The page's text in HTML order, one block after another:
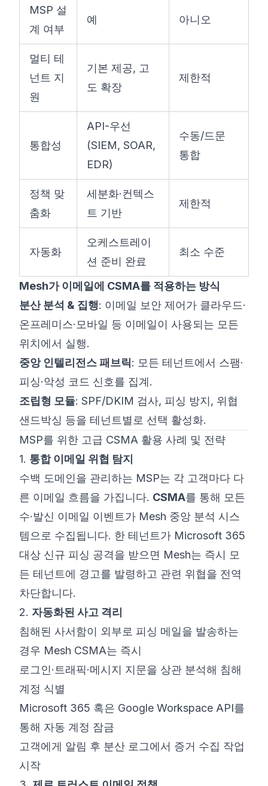
MSP 설
계 여부
예 아니오
멀티 테
넌트 지
원
기본 제공, 고
도 확장
제한적
통합성
API-우선
(SIEM, SOAR,
EDR)
수동/드문
통합
정책 맞
춤화
세분화·컨텍스
트 기반
제한적
자동화
오케스트레이
션 준비 완료
최소 수준
Mesh가 이메일에 CSMA를 적용하는 방식
분산 분석 & 집행: 이메일 보안 제어가 클라우드·
온프레미스·모바일 등 이메일이 사용되는 모든
위치에서 실행.
중앙 인텔리전스 패브릭: 모든 테넌트에서 스팸·
피싱·악성 코드 신호를 집계.
조립형 모듈: SPF/DKIM 검사, 피싱 방지, 위협
샌드박싱 등을 테넌트별로 선택 활성화.
MSP를 위한 고급 CSMA 활용 사례 및 전략
1. 통합 이메일 위협 탐지
수백 도메인을 관리하는 MSP는 각 고객마다 다
른 이메일 흐름을 가집니다. CSMA를 통해 모든
수·발신 이메일 이벤트가 Mesh 중앙 분석 시스
템으로 수집됩니다. 한 테넌트가 Microsoft 365
대상 신규 피싱 공격을 받으면 Mesh는 즉시 모
든 테넌트에 경고를 발령하고 관련 위협을 전역
차단합니다.
2. 자동화된 사고 격리
침해된 사서함이 외부로 피싱 메일을 발송하는
경우 Mesh CSMA는 즉시
로그인·트래픽·메시지 지문을 상관 분석해 침해
계정 식별
Microsoft 365 혹은 Google Workspace API를
통해 자동 계정 잠금
고객에게 알림 후 분산 로그에서 증거 수집 작업
시작